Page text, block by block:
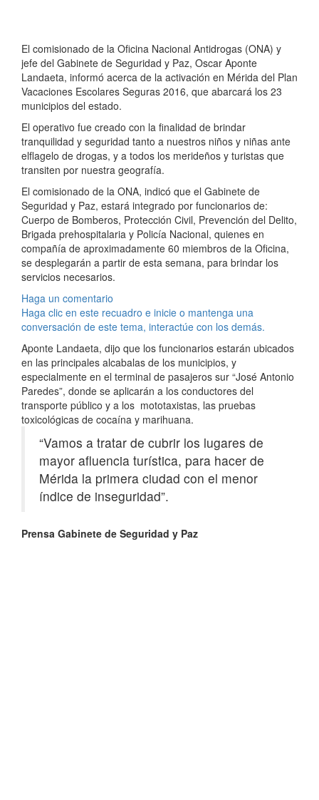
El comisionado de la Oficina Nacional Antidrogas (ONA) y
jefe del Gabinete de Seguridad y Paz, Oscar Aponte
Landaeta, informó acerca de la activación en Mérida del Plan
Vacaciones Escolares Seguras 2016, que abarcará los 23
municipios del estado.
El operativo fue creado con la finalidad de brindar
tranquilidad y seguridad tanto a nuestros niños y niñas ante
elflagelo de drogas, y a todos los merideños y turistas que
transiten por nuestra geografía.
El comisionado de la ONA, indicó que el Gabinete de
Seguridad y Paz, estará integrado por funcionarios de:
Cuerpo de Bomberos, Protección Civil, Prevención del Delito,
Brigada prehospitalaria y Policía Nacional, quienes en
compañía de aproximadamente 60 miembros de la Oficina,
se desplegarán a partir de esta semana, para brindar los
servicios necesarios.
Haga un comentario
Haga clic en este recuadro e inicie o mantenga una
conversación de este tema, interactúe con los demás.
Aponte Landaeta, dijo que los funcionarios estarán ubicados
en las principales alcabalas de los municipios, y
especialmente en el terminal de pasajeros sur “José Antonio
Paredes”, donde se aplicarán a los conductores del
transporte público y a los mototaxistas, las pruebas
toxicológicas de cocaína y marihuana.
“Vamos a tratar de cubrir los lugares de
mayor afluencia turística, para hacer de
Mérida la primera ciudad con el menor
índice de inseguridad”.
Prensa Gabinete de Seguridad y Paz